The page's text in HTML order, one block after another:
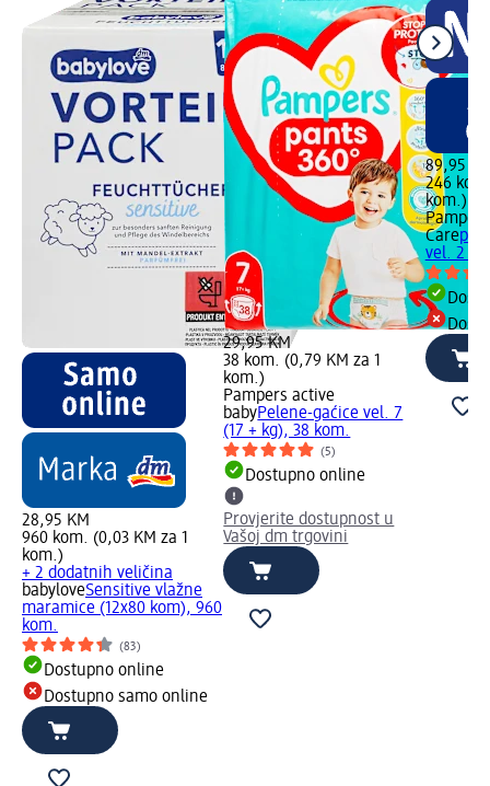
28,95 KM
960 kom. (0,03 KM za 1
kom.)
+ 2 dodatnih veličina
babyloveSensitive vlažne
maramice (12x80 kom), 960
kom.
(83)
Dostupno online
Dostupno samo online
29,95 KM
38 kom. (0,79 KM za 1
kom.)
Pampers active
babyPelene-gaćice vel. 7
(17 + kg), 38 kom.
(5)
Dostupno online
Provjerite dostupnost u
Vašoj dm trgovini
89,95
246
kom.)
Care
vel. 2 (4